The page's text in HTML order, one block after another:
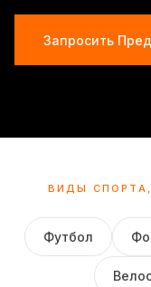
Запросить
ВИДЫ
Футбол